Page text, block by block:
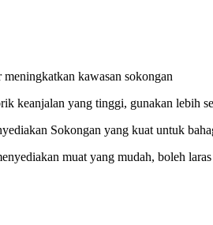
kawasan sokongan
keanjalan yang tinggi, gunakan lebih
Sokongan yang kuat untuk
muat yang mudah, boleh